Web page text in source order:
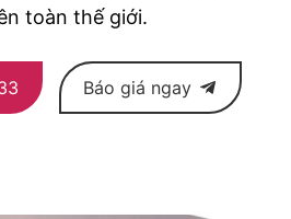
toàn thế giới.
Báo giá ngay